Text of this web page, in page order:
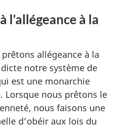
l’allégeance à la
allégeance à la
notre système de
est une monarchie
Lorsque nous prêtons le
nous faisons une
d’obéir aux lois du